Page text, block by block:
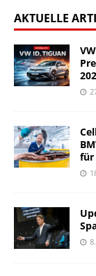
AKTUELLE
für